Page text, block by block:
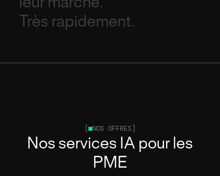
Très rapidement.
[ NOS OFFRES]
Nos services IA pour les
PME